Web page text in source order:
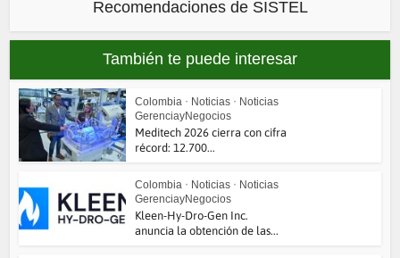
Recomendaciones de SISTEL
También te puede interesar
Colombia • Noticias • Noticias
GerenciayNegocios
Meditech 2026 cierra con cifra
récord: 12.700...
Colombia • Noticias • Noticias
GerenciayNegocios
Kleen-Hy-Dro-Gen Inc.
anuncia la obtención de las...